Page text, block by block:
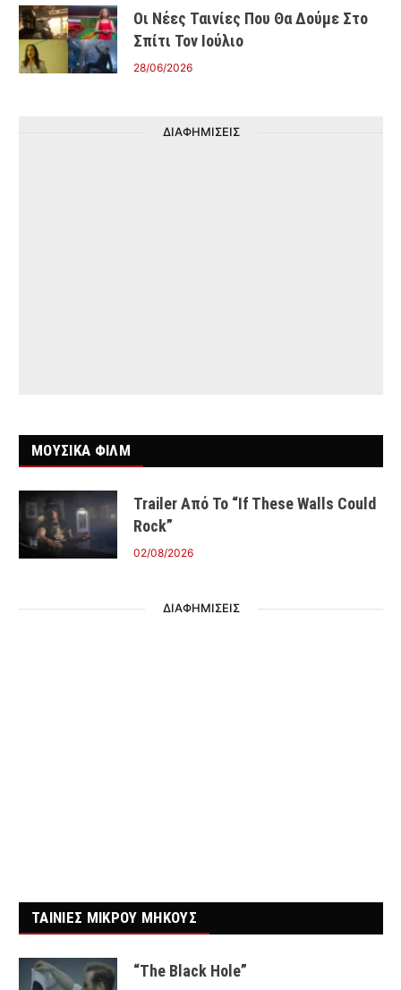
Οι Νέες Ταινίες Που Θα Δούμε Στο
Σπίτι Τον Ιούλιο
28/06/2026
ΔΙΑΦΗΜΙΣΕΙΣ
ΜΟΥΣΙΚΑ ΦΙΛΜ
Trailer Από Το “If These Walls Could
Rock”
02/08/2026
ΔΙΑΦΗΜΙΣΕΙΣ
ΤΑΙΝΙΕΣ ΜΙΚΡΟΥ ΜΗΚΟΥΣ
“The Black Hole”